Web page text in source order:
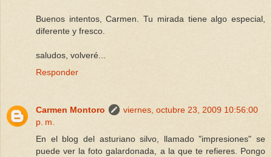
Buenos intentos, Carmen. Tu mirada tiene algo especial,
diferente y fresco.
saludos, volveré...
Responder
Carmen Montoro
viernes, octubre 23, 2009 10:56:00
p. m.
En el blog del asturiano silvo, llamado "impresiones" se
puede ver la foto galardonada, a la que te refieres. Pongo